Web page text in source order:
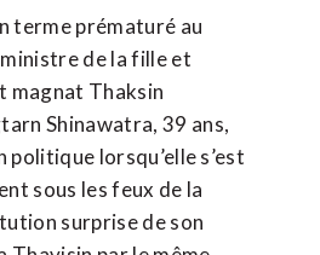
terme prématuré au
de la fille et
magnat Thaksin
Shinawatra, 39 ans,
lorsqu’elle s’est
sous les feux de la
surprise de son